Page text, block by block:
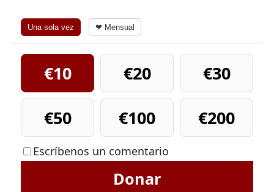
Una sola vez ❤ Mensual
€10 €20
€30
€50
€100 €200
Escríbenos un comentario
Donar